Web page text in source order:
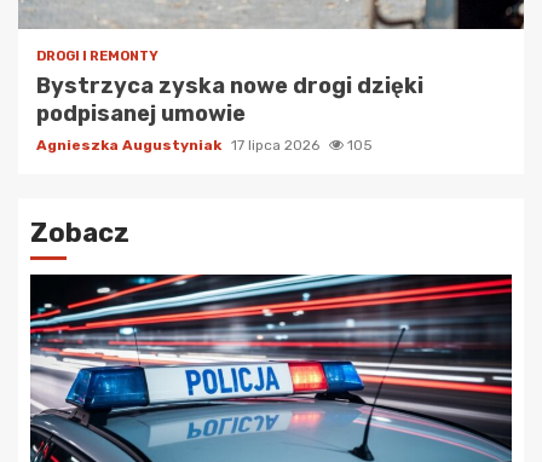
DROGI I REMONTY
Bystrzyca zyska nowe drogi dzięki
podpisanej umowie
Agnieszka Augustyniak 17 lipca 2026 105
Zobacz